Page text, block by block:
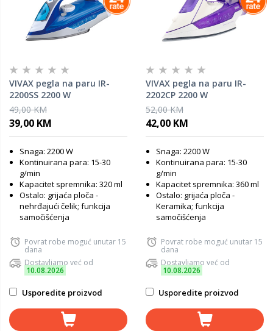
VIVAX pegla na paru IR-
2200SS 2200 W
49,00 KM
39,00 KM
Snaga: 2200 W
Kontinuirana para: 15-30
g/min
Kapacitet spremnika: 320 ml
Ostalo: grijaća ploča -
nehrđajući čelik; funkcija
samočišćenja
Povrat robe moguć unutar 15
dana
Dostavljamo već od
10.08.2026
Usporedite proizvod
VIVAX pegla na paru IR-
2202CP 2200 W
52,00 KM
42,00 KM
Snaga: 2200 W
Kontinuirana para: 15-30
g/min
Kapacitet spremnika: 360 ml
Ostalo: grijaća ploča -
Keramika; funkcija
samočišćenja
Povrat robe moguć unutar 15
dana
Dostavljamo već od
10.08.2026
Usporedite proizvod